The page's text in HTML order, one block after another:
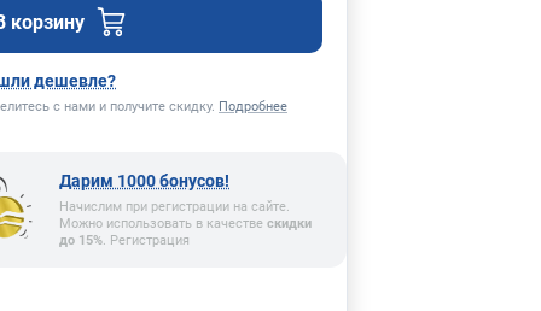
корзину
дешевле?
с нами и получите скидку. Подробнее
Дарим 1000 бонусов!
Начислим при регистрации на сайте.
Можно использовать в качестве скидки
до 15%. Регистрация